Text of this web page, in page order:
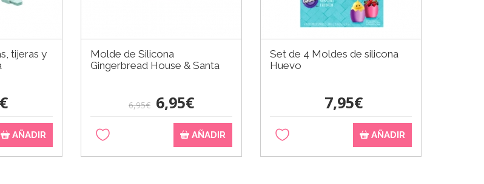
tijeras y
AÑADIR
Molde de Silicona
Gingerbread House & Santa
6,95€ 6,95€
AÑADIR
Set de 4 Moldes de silicona
Huevo
7,95€
AÑADIR